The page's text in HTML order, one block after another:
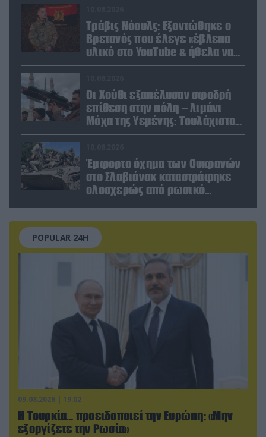
Τράβις Νόουλς: Εξοντώθηκε ο
Βρετανός που έλεγε «έβλεπα
υλικό στο YouTube & ήθελα να
καθαρίσω τους Ρώσους»
Οι Χούθι εξαπέλυσαν σφοδρή
επίθεση στην πόλη – λιμάνι
Μόχα της Υεμένης: Toυλάχιστον
επτά νεκροί (βίντεο)
Έμφορτο όχημα των Ουκρανών
στο Σλαβιάνσκ καταστράφηκε
ολοσχερώς από ρωσικό
POPULAR 24H
09.08.2026 | 19:02
Η Τουρκία… προειδοποιεί την Ευρώπη: «Μην
εξοργίζετε την Ρωσία»